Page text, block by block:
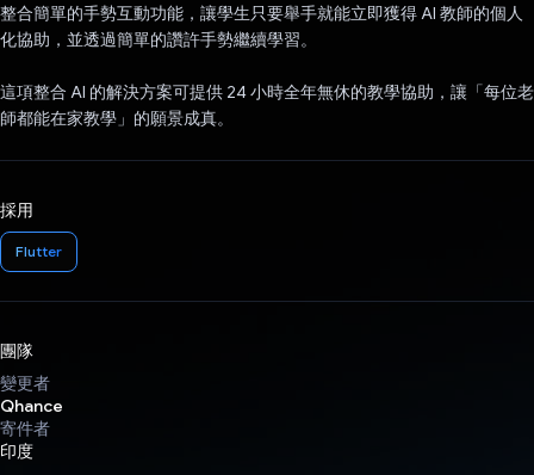
整合簡單的手勢互動功能，讓學生只要舉手就能立即獲得 AI 教師的個人
化協助，並透過簡單的讚許手勢繼續學習。
這項整合 AI 的解決方案可提供 24 小時全年無休的教學協助，讓「每位老
師都能在家教學」的願景成真。
採用
Flutter
團隊
變更者
Qhance
寄件者
印度